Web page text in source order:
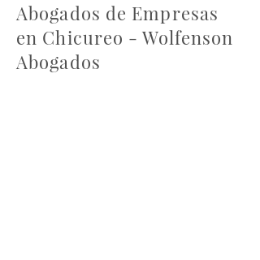
Abogados de Empresas
en Chicureo - Wolfenson
Abogados